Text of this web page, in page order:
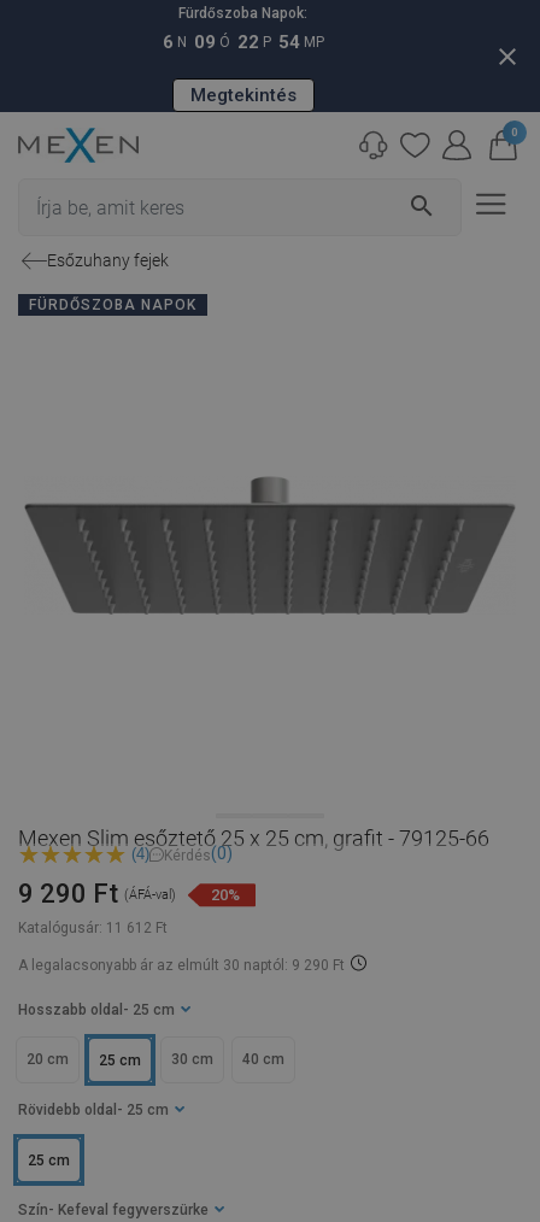
Fürdőszoba Napok:
6 N 09 Ó 22 P 53 MP
Megtekintés
close
search
0
Esőzuhany fejek
FÜRDŐSZOBA NAPOK
Mexen Slim esőztető 25 x 25 cm, grafit - 79125-66
(4) Kérdés(0)
Katalógusár: 11 612 Ft
9 290 Ft (ÁFÁ-val) 20%
A legalacsonyabb ár az elmúlt 30 naptól: 9 290 Ft
Hosszabb oldal - 25 cm
20 cm 25 cm 30 cm 40 cm
Rövidebb oldal - 25 cm
25 cm
Szín - Kefeval fegyverszürke